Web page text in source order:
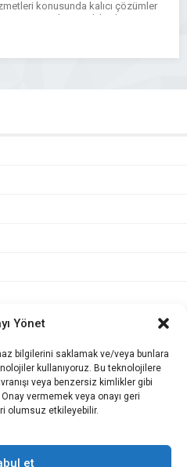
Yönet
bilgilerini saklamak ve/veya bunlara
kullanıyoruz. Bu teknolojilere
veya benzersiz kimlikler gibi
vermemek veya onayı geri
olumsuz etkileyebilir.
et
konusunda kalıcı çözümler
uzman ve deneyimli kişilerin